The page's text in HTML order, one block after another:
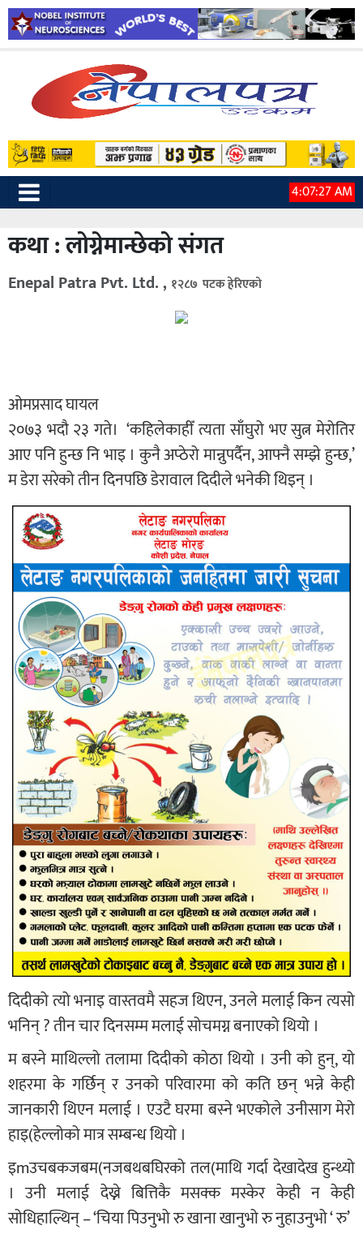
4:07:28 AM
कथा : लोग्नेमान्छेको संगत
Enepal Patra Pvt. Ltd. , १२८७ पटक हेरिएको
ओमप्रसाद घायल
२०७३ भदौ २३ गते। ‘कहिलेकाहीँ त्यता साँघुरो भए सुत्न मेरोतिर
आए पनि हुन्छ नि भाइ । कुनै अप्ठेरो मान्नुपर्दैन, आफ्नै सम्झे हुन्छ,’
म डेरा सरेको तीन दिनपछि डेरावाल दिदीले भनेकी थिइन् ।
दिदीको त्यो भनाइ वास्तवमै सहज थिएन, उनले मलाई किन त्यसो
भनिन् ? तीन चार दिनसम्म मलाई सोचमग्न बनाएको थियो ।
म बस्ने माथिल्लो तलामा दिदीको कोठा थियो । उनी को हुन्, यो
शहरमा के गर्छिन् र उनको परिवारमा को कति छन् भन्ने केही
जानकारी थिएन मलाई । एउटै घरमा बस्ने भएकोले उनीसाग मेरो
हाइ(हेल्लोको मात्र सम्बन्ध थियो ।
इmउचबकजबम(नजबथबघिरको तल(माथि गर्दा देखादेख हुन्थ्यो
। उनी मलाई देख्ने बित्तिकै मसक्क मस्केर केही न केही
सोधिहाल्थिन् – ‘चिया पिउनुभो रु खाना खानुभो रु नुहाउनुभो ‘ रु’